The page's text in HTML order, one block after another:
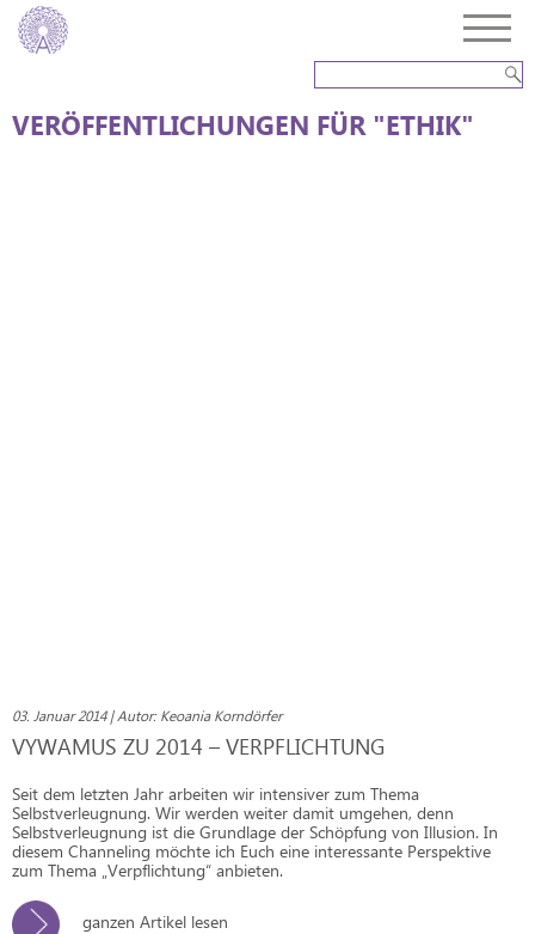
VERÖFFENTLICHUNGEN FÜR "ETHIK"
03. Januar 2014 | Autor: Keoania Korndörfer
VYWAMUS ZU 2014 – VERPFLICHTUNG
Seit dem letzten Jahr arbeiten wir intensiver zum Thema
Selbstverleugnung. Wir werden weiter damit umgehen, denn
Selbstverleugnung ist die Grundlage der Schöpfung von Illusion. In
diesem Channeling möchte ich Euch eine interessante Perspektive
zum Thema „Verpflichtung“ anbieten.
ganzen Artikel lesen